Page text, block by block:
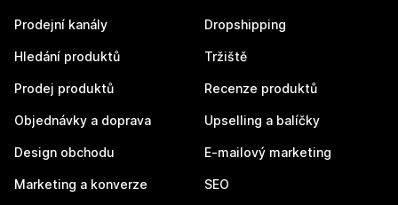
Prodejní kanály
Hledání produktů
Prodej produktů
Objednávky a doprava
Design obchodu
Marketing a konverze
Dropshipping
Tržiště
Recenze produktů
Upselling a balíčky
E-mailový marketing
SEO